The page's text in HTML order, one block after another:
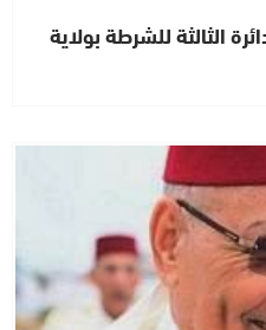
الثالثة للشرطة بولاية